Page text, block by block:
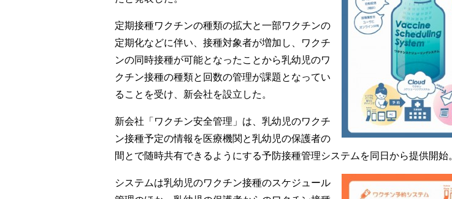
定期接種ワクチンの種類の拡大と一部ワクチンの
定期化などに伴い、接種対象者が増加し、ワクチ
ンの同時接種が可能となったことから乳幼児のワ
クチン接種の種類と回数の管理が課題となってい
ることを受け、新会社を設立した。
新会社「ワクチン安全管理」は、乳幼児のワクチ
ン接種予定の情報を医療機関と乳幼児の保護者の
間とで随時共有できるようにする予防接種管理システムを同日から提供開始。
システムは乳幼児のワクチン接種のスケジュール